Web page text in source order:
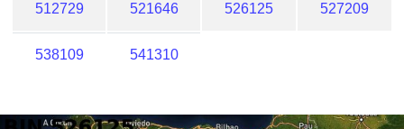
512729 521646 526125 527209
538109 541310